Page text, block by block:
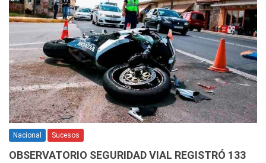
Nacional Sucesos
OBSERVATORIO SEGURIDAD VIAL REGISTRÓ 133